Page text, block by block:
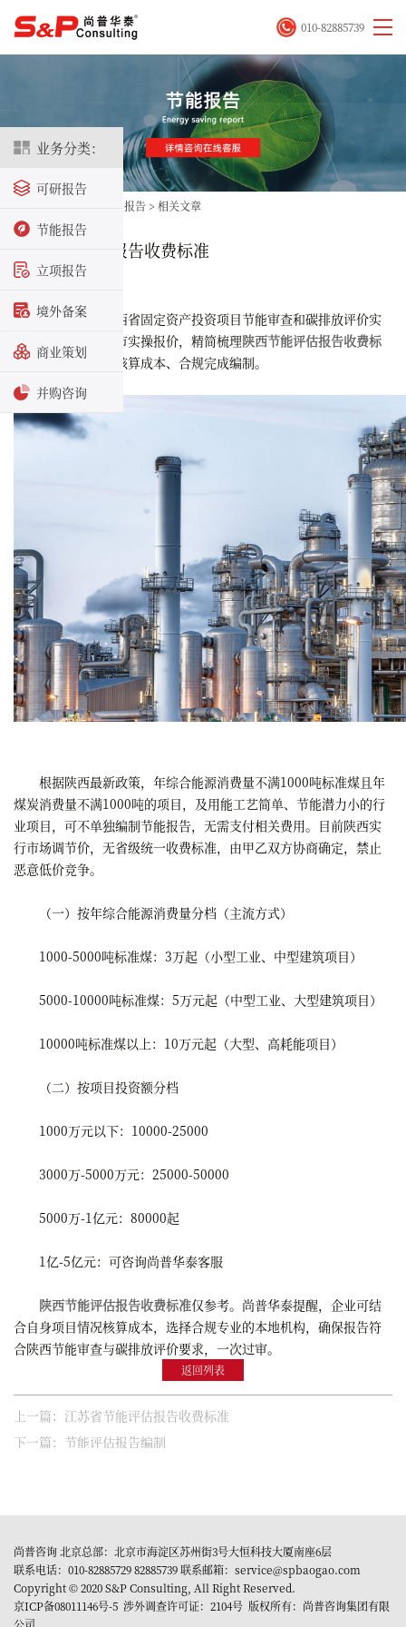
业务分类：
可研报告
节能报告
立项报告
境外备案
商业策划
并购咨询
010-82885739
节能报告 > 相关文章
陕西节能评估报告收费标准
2026-02-26
本文依据《陕西省固定资产投资项目节能审查和碳排放评价实
施办法》，结合地市实操报价，精简梳理陕西节能评估报告收费标
准，助力企业快速核算成本、合规完成编制。
根据陕西最新政策，年综合能源消费量不满1000吨标准煤且年
煤炭消费量不满1000吨的项目，及用能工艺简单、节能潜力小的行
业项目，可不单独编制节能报告，无需支付相关费用。目前陕西实
行市场调节价，无省级统一收费标准，由甲乙双方协商确定，禁止
恶意低价竞争。
（一）按年综合能源消费量分档（主流方式）
1000-5000吨标准煤：3万起（小型工业、中型建筑项目）
5000-10000吨标准煤：5万元起（中型工业、大型建筑项目）
10000吨标准煤以上：10万元起（大型、高耗能项目）
（二）按项目投资额分档
1000万元以下：10000-25000
3000万-5000万元：25000-50000
5000万-1亿元：80000起
1亿-5亿元：可咨询尚普华泰客服
陕西节能评估报告收费标准仅参考。尚普华泰提醒，企业可结
合自身项目情况核算成本，选择合规专业的本地机构，确保报告符
合陕西节能审查与碳排放评价要求，一次过审。
返回列表
上一篇：江苏省节能评估报告收费标准
下一篇：节能评估报告编制
尚普咨询 北京总部：北京市海淀区苏州街3号大恒科技大厦南座6层
联系电话：010-82885729 82885739 联系邮箱：service@spbaogao.com
Copyright © 2020 S&P Consulting, All Right Reserved.
京ICP备08011146号-5 涉外调查许可证：2104号 版权所有：尚普咨询集团有限
公司